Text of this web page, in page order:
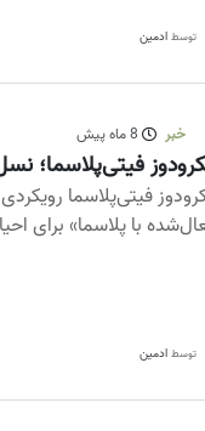
توسطادمین
خبر 8 ماه پیش
فیتی‌پلاسما؛
فیتی‌پلاسما
با پلاسما» برای
توسطادمین